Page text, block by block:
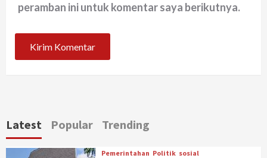
peramban ini untuk komentar saya berikutnya.
Latest Popular Trending
Pemerintahan Politik sosial